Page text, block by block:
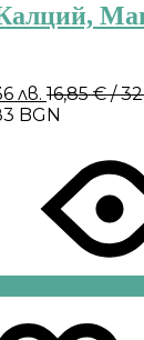
лв. 16,85€/
BGN